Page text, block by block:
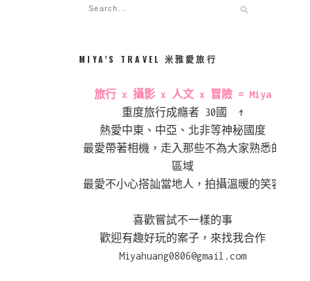
MIYA’S TRAVEL 米雅愛旅行
旅行 x 攝影 x 人文 x 冒險 = Miya
重度旅行成癮者 30國 ↑
熱愛中東、中亞、北非等神秘國度
最愛帶著相機，走入那些不為大家熟悉的
區域
最愛不小心搭訕當地人，拍攝溫暖的笑容
喜歡嘗試不一樣的事
歡迎有趣好玩的案子，來找我合作
Miyahuang0806@gmail.com